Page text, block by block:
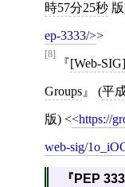
時57分25秒
ep-3333/ >
[8]
[Web-SIG]
Groups (平
版) < https://
web-sig/
PEP